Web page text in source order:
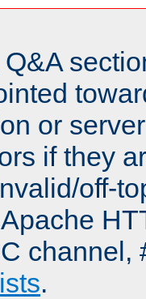
or
if they
off-
channel,
.